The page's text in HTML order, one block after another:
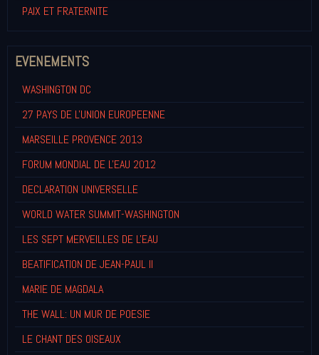
PAIX ET FRATERNITE
EVENEMENTS
WASHINGTON DC
27 PAYS DE L'UNION EUROPEENNE
MARSEILLE PROVENCE 2013
FORUM MONDIAL DE L'EAU 2012
DECLARATION UNIVERSELLE
WORLD WATER SUMMIT-WASHINGTON
LES SEPT MERVEILLES DE L'EAU
BEATIFICATION DE JEAN-PAUL II
MARIE DE MAGDALA
THE WALL: UN MUR DE POESIE
LE CHANT DES OISEAUX